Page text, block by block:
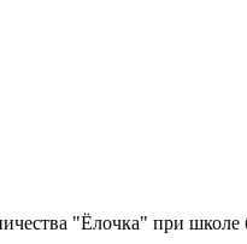
"Ёлочка" при школе